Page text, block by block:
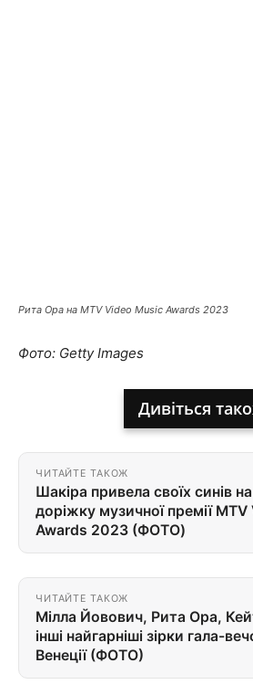
Рита Ора на MTV Video Music Awards 2023
Фото: Getty Images
Дивіться
ЧИТАЙТЕ ТАКОЖ
Шакіра привела своїх синів
доріжку музичної премії
Awards 2023 (ФОТО)
ЧИТАЙТЕ ТАКОЖ
Мілла Йовович, Рита Ора,
інші найгарніші зірки гала-
Венеції (ФОТО)